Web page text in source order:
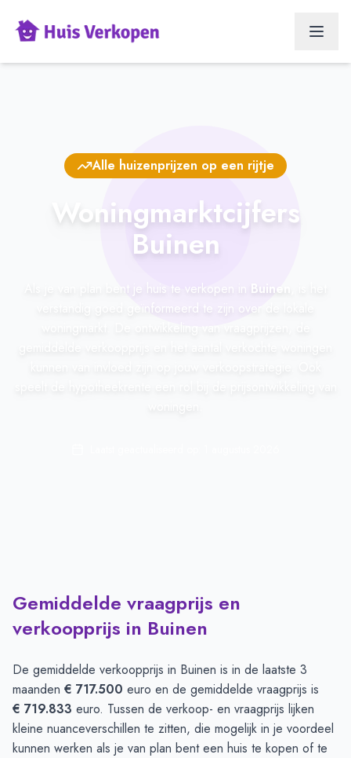
Alle huizenprijzen op een rijtje
Woningmarktcijfers
Buinen
Als je van plan bent je huis te verkopen in Buinen
verstandig goed geïnformeerd te zijn over de lokale
Gemiddelde vraagprijs en
verkoopprijs in Buinen
De gemiddelde verkoopprijs in Buinen is in de laatste 3
maanden € 717.500 euro en de gemiddelde vraagprijs is
€ 719.833 euro. Tussen de verkoop- en vraagprijs lijken
kleine nuanceverschillen te zitten, die mogelijk in je voordeel
kunnen werken als je van plan bent een huis te kopen of te